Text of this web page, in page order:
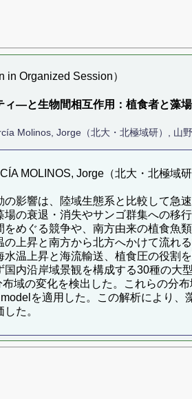
Organized Session）
ィ―と生物間相互作用：植食者と藻
Molinos, Jorge（北大・北極域研）, 山
MOLINOS, Jorge（北大・北極域
影響は、陸域生態系と比較して急
の衰退・消失やサンゴ群集への移
をめぐる競争や、南方由来の植食魚
上昇と南方から北方へかけて流れ
温上昇と海流輸送、植食圧の役割
内沿岸域景観を構成する30種の
布域の変化を検出した。これらの分
を適用した。この解析により
た。